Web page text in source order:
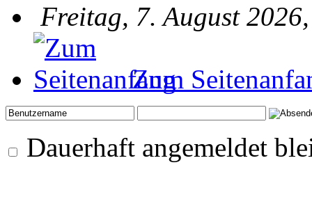
Freitag, 7. August
Zum
Dauerhaft angemeldet